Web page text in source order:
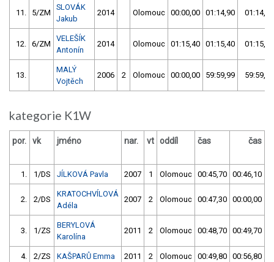
11. 5/ZM
SLOVÁK
Jakub
2014 Olomouc 00:00,00 01:14,90 01:14,90
12. 6/ZM
VELEŠÍK
Antonín
2014 Olomouc 01:15,40 01:15,40 01:15,40
13.
MALÝ
Vojtěch
2006 2 Olomouc 00:00,00 59:59,99 59:59,99
kategorie K1W
por. vk jméno nar. vt oddíl čas čas
1. 1/DS JÍLKOVÁ Pavla 2007 1 Olomouc 00:45,70 00:46,10
2. 2/DS
KRATOCHVÍLOVÁ
Adéla
2007 2 Olomouc 00:47,30 00:00,00
3. 1/ZS
BERYLOVÁ
Karolína
2011 2 Olomouc 00:48,70 00:49,70
4. 2/ZS KAŠPARŮ Emma 2011 2 Olomouc 00:49,80 00:56,80